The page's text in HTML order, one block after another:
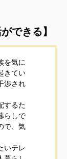
できる】
を気に
きてい
渉され
するた
らしで
で、気
いテレ